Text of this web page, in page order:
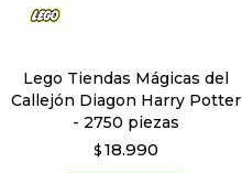
Lego Tiendas Mágicas del
Callejón Diagon Harry Potter
- 2750 piezas
$ 18.990